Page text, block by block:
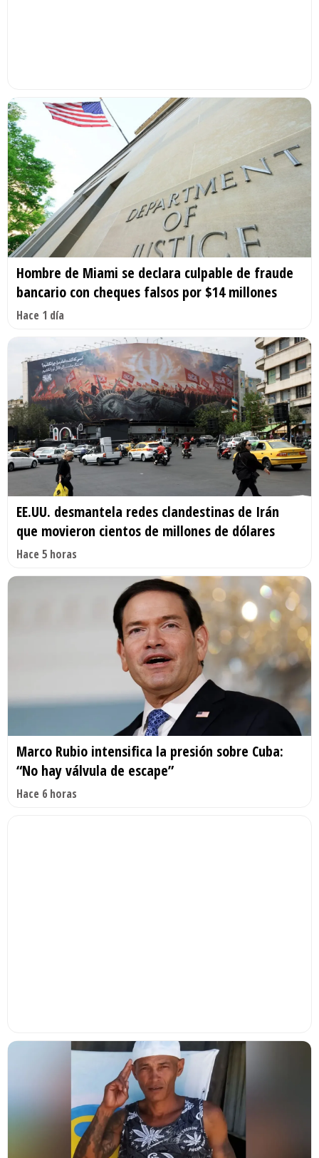
Hombre de Miami se declara culpable de fraude
bancario con cheques falsos por $14 millones
Hace 1 día
EE.UU. desmantela redes clandestinas de Irán
que movieron cientos de millones de dólares
Hace 5 horas
Marco Rubio intensifica la presión sobre Cuba:
“No hay válvula de escape”
Hace 6 horas